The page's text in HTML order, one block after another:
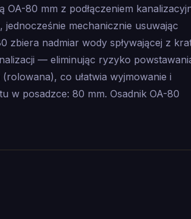
80 mm z podłączeniem
mechanicznie usuwając
zbiera nadmiar wody spływającej z
— eliminując ryzyko
co ułatwia wyjmowanie i
w posadzce: 80 mm. Osadnik OA-80